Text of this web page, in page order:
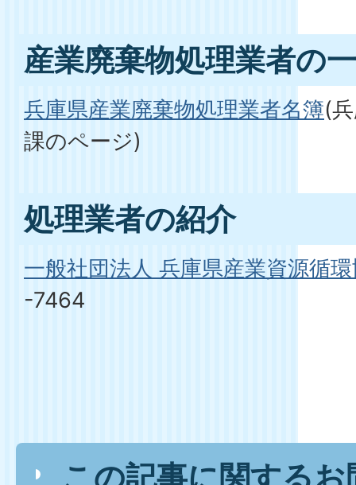
産業廃棄物処理業者の
兵庫県産業廃棄物処理業者名簿(
課のページ)
処理業者の紹介
一般社団法人 兵庫県産業資源循
-7464
この記事に関する